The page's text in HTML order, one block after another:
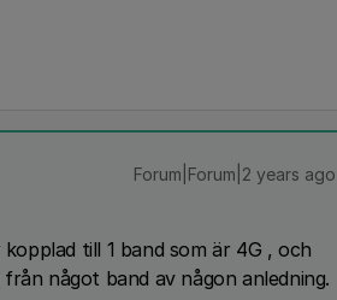
Forum|Forum|2 years ago
till 1 band som är 4G , och
något band av någon anledning.